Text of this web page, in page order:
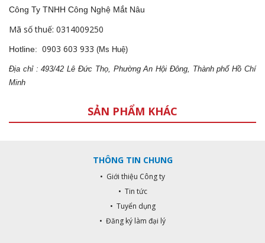
Công Ty TNHH Công Nghệ Mắt Nâu
Mã số thuế: 0314009250
Hotline: 0903 603 933 (Ms Huệ)
Địa chỉ : 493/42 Lê Đức Thọ, Phường An Hội Đông, Thành phố Hồ Chí
Minh
SẢN PHẨM KHÁC
THÔNG TIN CHUNG
• Giới thiệu Công ty
• Tin tức
• Tuyển dụng
• Đăng ký làm đại lý